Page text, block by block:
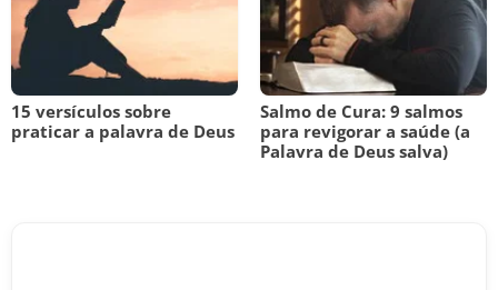
15 versículos sobre
praticar a palavra de Deus
Salmo de Cura: 9 salmos
para revigorar a saúde (a
Palavra de Deus salva)